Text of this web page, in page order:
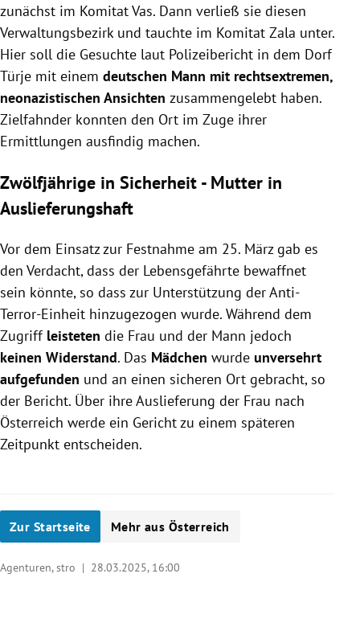
zunächst im Komitat Vas. Dann verließ sie diesen
Verwaltungsbezirk und tauchte im Komitat Zala unter.
Hier soll die Gesuchte laut Polizeibericht in dem Dorf
Türje mit einem deutschen Mann mit rechtsextremen,
neonazistischen Ansichten zusammengelebt haben.
Zielfahnder konnten den Ort im Zuge ihrer
Ermittlungen ausfindig machen.
Zwölfjährige in Sicherheit - Mutter in
Auslieferungshaft
Vor dem Einsatz zur Festnahme am 25. März gab es
den Verdacht, dass der Lebensgefährte bewaffnet
sein könnte, so dass zur Unterstützung der Anti-
Terror-Einheit hinzugezogen wurde. Während dem
Zugriff leisteten die Frau und der Mann jedoch
keinen Widerstand. Das Mädchen wurde unversehrt
aufgefunden und an einen sicheren Ort gebracht, so
der Bericht. Über ihre Auslieferung der Frau nach
Österreich werde ein Gericht zu einem späteren
Zeitpunkt entscheiden.
Zur Startseite Mehr aus Österreich
Agenturen, stro | 28.03.2025, 16:00